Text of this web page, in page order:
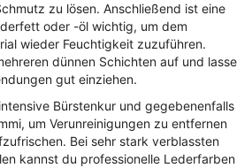
zu lösen. Anschließend ist eine
oder -öl wichtig, um dem
wieder Feuchtigkeit zuzuführen.
dünnen Schichten auf und lasse
gut einziehen.
Bürstenkur und gegebenenfalls
um Verunreinigungen zu entfernen
Bei sehr stark verblassten
kannst du professionelle Lederfarben